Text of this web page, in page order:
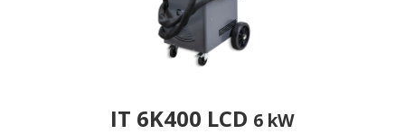
IT 6K400 LCD 6 kW